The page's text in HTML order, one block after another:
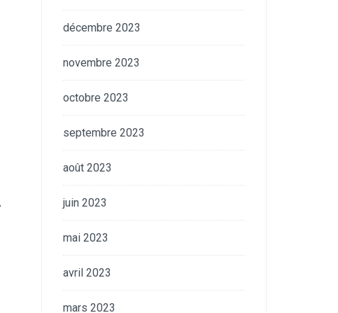
décembre 2023
novembre 2023
octobre 2023
septembre 2023
août 2023
juin 2023
mai 2023
avril 2023
mars 2023